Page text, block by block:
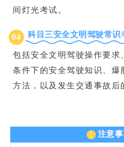
间灯光考试。
04 科目三安全文明驾驶常识
包括安全文明驾驶操作要求
条件下的安全驾驶知识、爆
方法，以及发生交通事故后
! 注意